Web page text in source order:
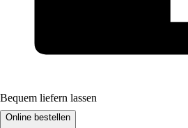
Bequem liefern lassen
Online bestellen